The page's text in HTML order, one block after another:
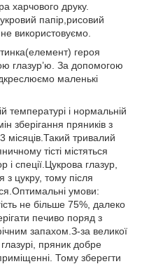
харчового друку.
папір,рисовий
використовуємо.
героя
глазур’ю. За допомогою
маленькі
температурі і нормальній
зберігання пряників з
місяців.Такий тривалий
тісті містяться
спеції.Цукрова глазур,
з цукру, тому після
умови:
не більше 75%, далеко
печиво поряд з
запахом.З-за великої
глазурі, пряник добре
Тому зберегти